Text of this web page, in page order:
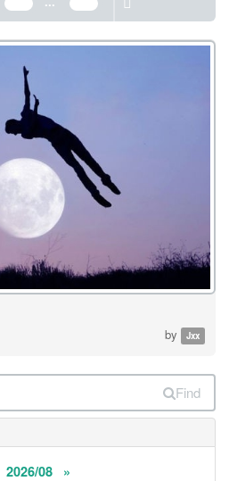
by Jxx
Find
2026/08 »